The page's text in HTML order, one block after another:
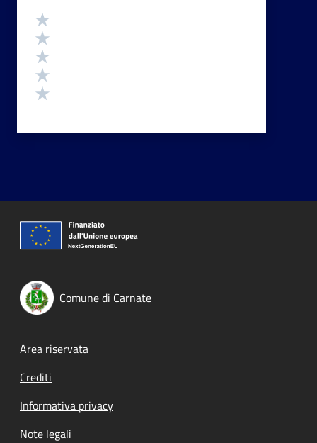
Valutazione
Comune di Carnate
Footer menu
Area riservata
Crediti
Informativa privacy
Note legali